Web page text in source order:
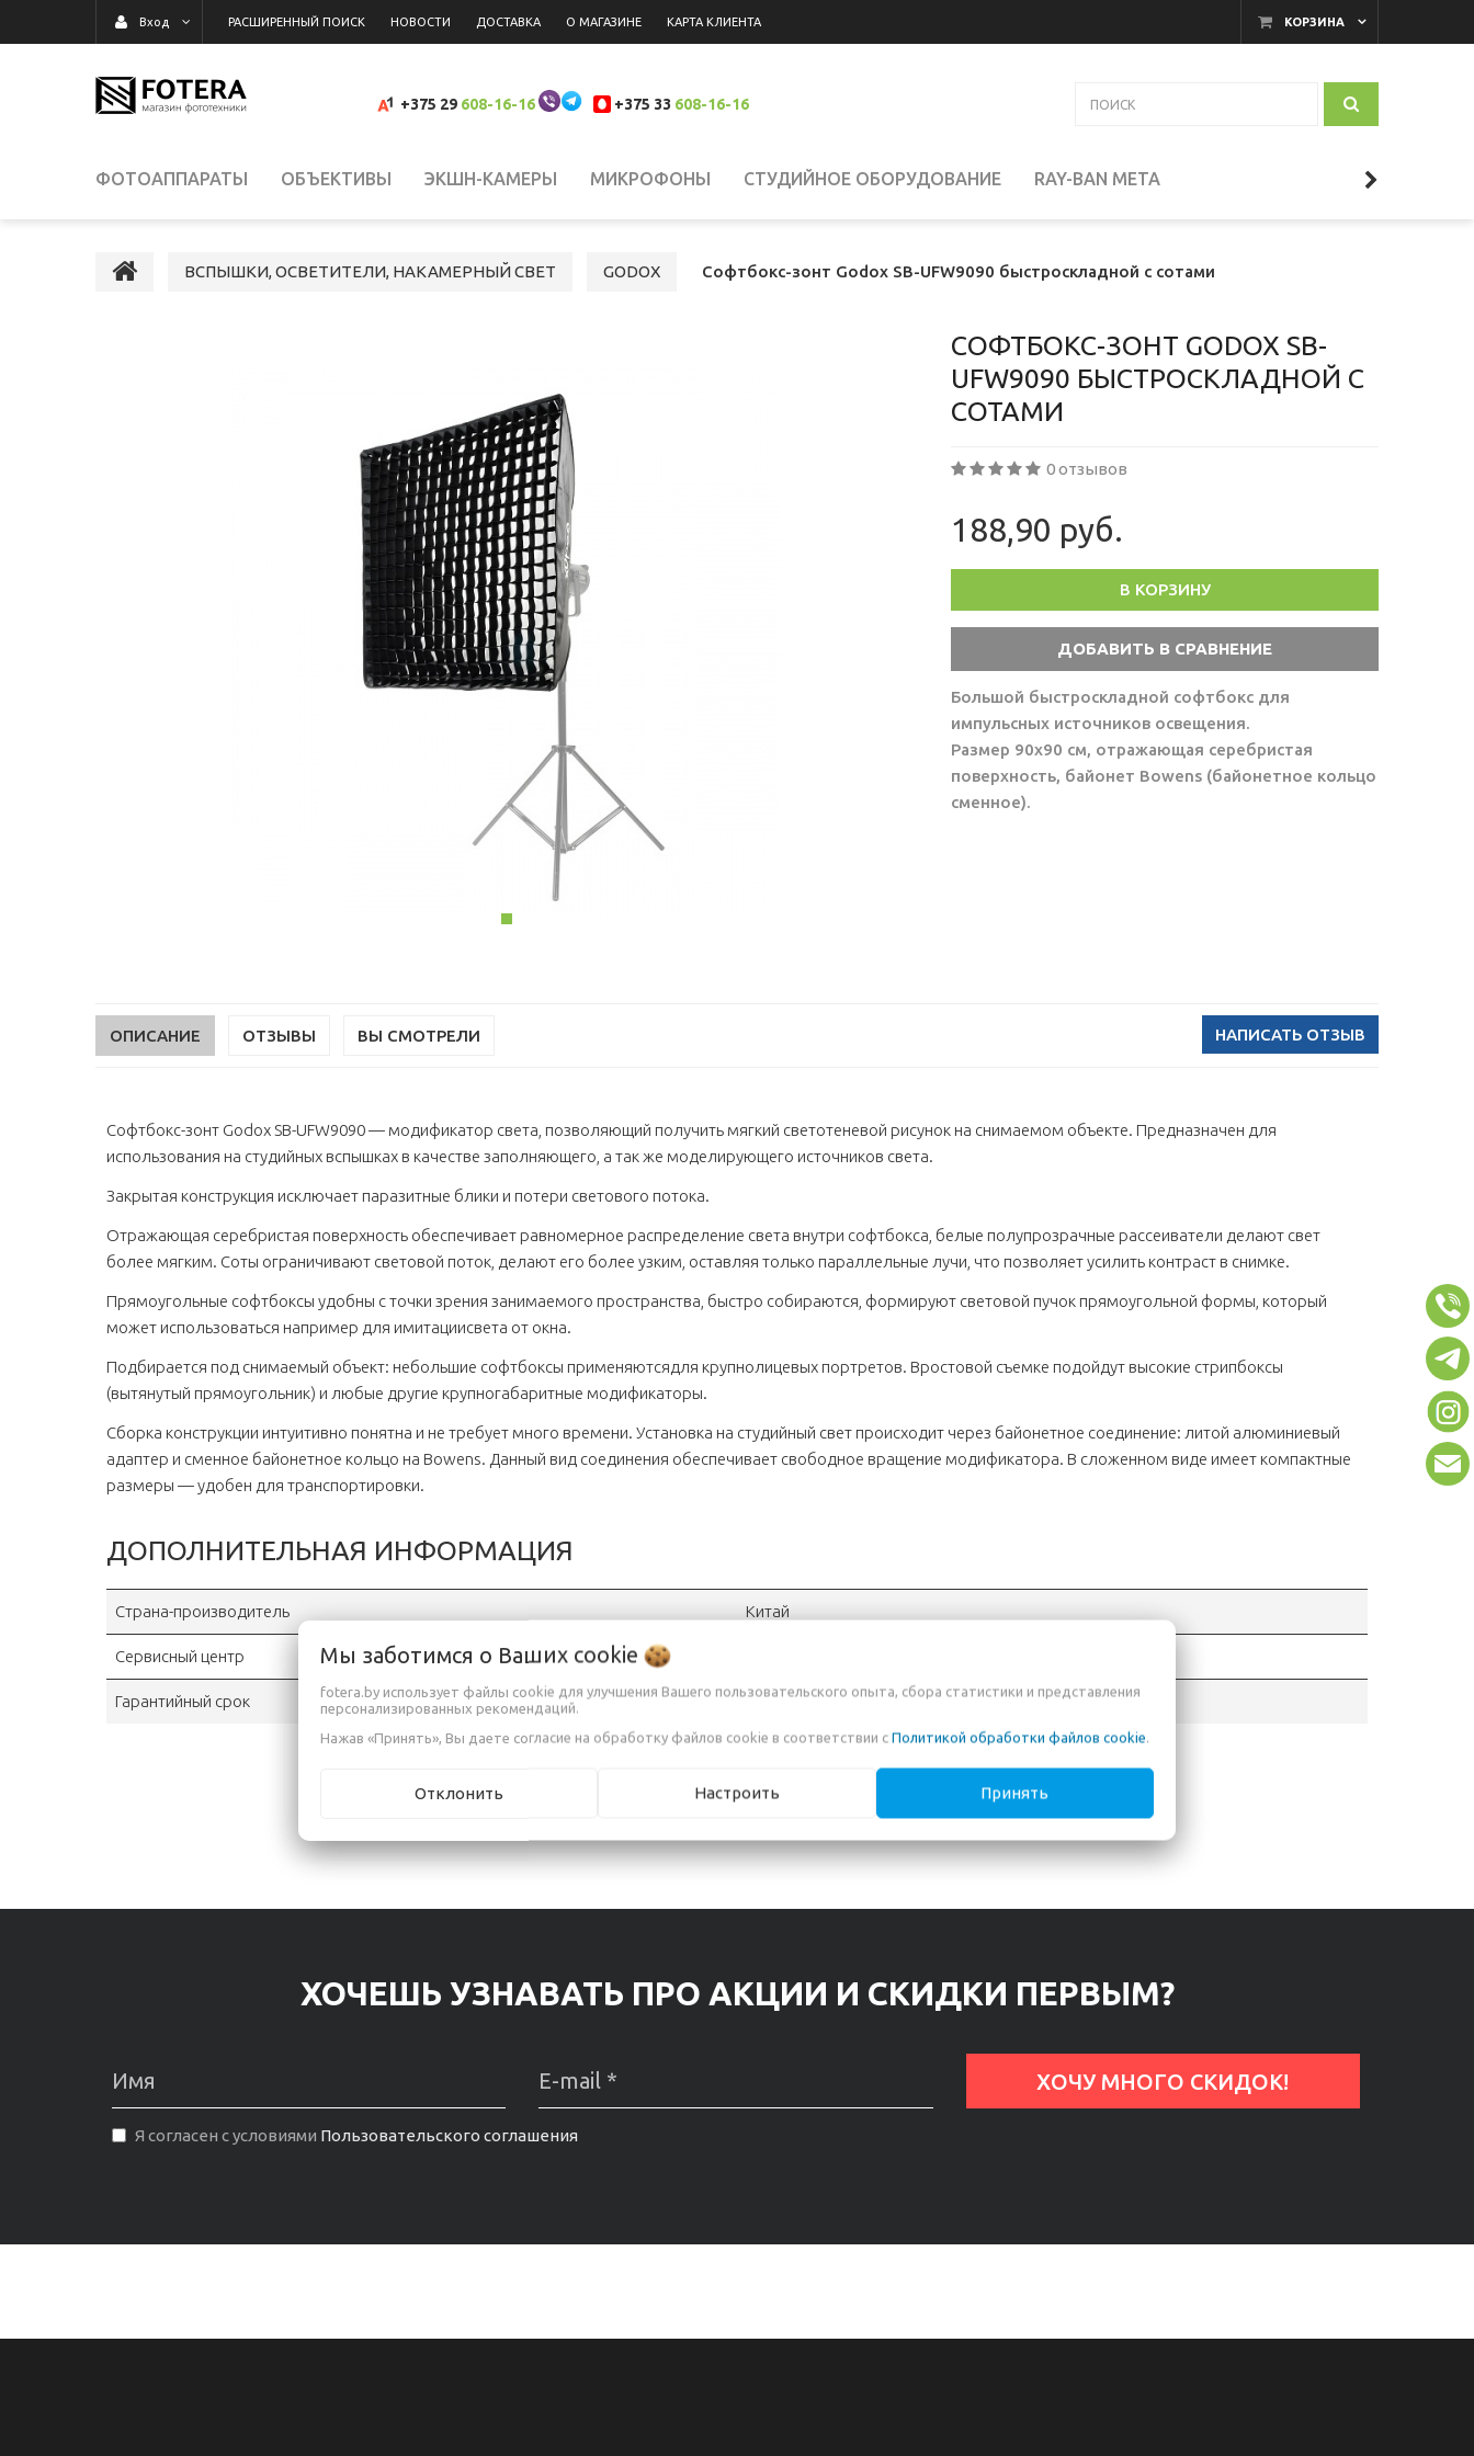
КОРЗИНА
Вход РАСШИРЕННЫЙ ПОИСК НОВОСТИ ДОСТАВКА О МАГАЗИНЕ КАРТА КЛИЕНТА
+375 29 608-16-16 +375 33 608-16-16
ФОТОАППАРАТЫ ОБЪЕКТИВЫ ЭКШН-КАМЕРЫ МИКРОФОНЫ СТУДИЙНОЕ ОБОРУДОВАНИЕ RAY-BAN META
БИНОКЛИ ТЕЛЕСКОПЫ
ГРАФИЧЕСКИЕ ПЛАНШЕТЫ АКСЕССУАРЫ
СРЕДСТВА ДЛЯ ОЧИСТКИ ОПТИКИ РАСПРОДАЖА
ВСПЫШКИ, ОСВЕТИТЕЛИ, НАКАМЕРНЫЙ СВЕТ GODOX Софтбокс-зонт Godox SB-UFW9090 быстроскладной с сотами
СОФТБОКС-ЗОНТ GODOX SB-
UFW9090 БЫСТРОСКЛАДНОЙ С
СОТАМИ
0 отзывов
188,90 руб.
В КОРЗИНУ
Большой быстроскладной софтбокс для
импульсных источников освещения.
Размер 90х90 см, отражающая серебристая
поверхность, байонет Bowens (байонетное кольцо
сменное).
ОПИСАНИЕ ОТЗЫВЫ НАПИСАТЬ ОТЗЫВ
ВЫ СМОТРЕЛИ
Софтбокс-зонт Godox SB-UFW9090 — модификатор света, позволяющий получить мягкий светотеневой рисунок на снимаемом объекте. Предназначен для
использования на студийных вспышках в качестве заполняющего, а так же моделирующего источников света.
Закрытая конструкция исключает паразитные блики и потери светового потока.
Отражающая серебристая поверхность обеспечивает равномерное распределение света внутри софтбокса, белые полупрозрачные рассеиватели делают свет
более мягким. Соты ограничивают световой поток, делают его более узким, оставляя только параллельные лучи, что позволяет усилить контраст в снимке.
Прямоугольные софтбоксы удобны с точки зрения занимаемого пространства, быстро собираются, формируют световой пучок прямоугольной формы, который
может использоваться например для имитациисвета от окна.
Подбирается под снимаемый объект: небольшие софтбоксы применяютсядля крупнолицевых портретов. Вростовой съемке подойдут высокие стрипбоксы
(вытянутый прямоугольник) и любые другие крупногабаритные модификаторы.
Сборка конструкции интуитивно понятна и не требует много времени. Установка на студийный свет происходит через байонетное соединение: литой алюминиевый
адаптер и сменное байонетное кольцо на Bowens. Данный вид соединения обеспечивает свободное вращение модификатора. В сложенном виде имеет компактные
размеры — удобен для транспортировки.
ДОПОЛНИТЕЛЬНАЯ ИНФОРМАЦИЯ
Страна-производитель Китай
Сервисный центр
Гарантийный срок 12 месяцев
ХОЧЕШЬ УЗНАВАТЬ ПРО АКЦИИ И СКИДКИ ПЕРВЫМ?
Я согласен с условиями Пользовательского соглашения
Мы заботимся о Ваших cookie
fotera.by использует файлы cookie для улучшения Вашего пользовательского опыта, сбора статистики и представления
персонализированных рекомендаций.
Нажав «Принять», Вы даете согласие на обработку файлов cookie в соответствии с Политикой обработки файлов cookie.
Отклонить Настроить Принять